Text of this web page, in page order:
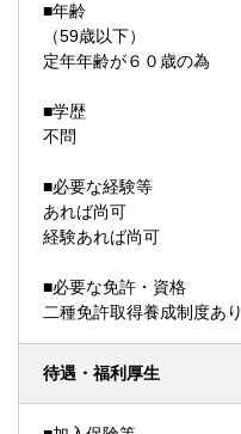
■年齢
（59歳以下）
定年年齢が６０歳の為
■学歴
不問
■必要な経験等
あれば尚可
経験あれば尚可
■必要な免許・資格
二種免許取得養成制度あり
待遇・福利厚生